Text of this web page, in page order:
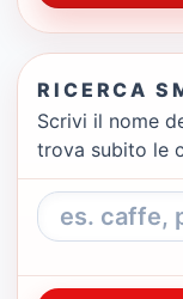
RICERCA
Scrivi il nome
trova subito le